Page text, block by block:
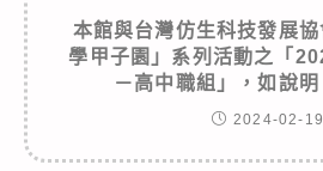
本館與台灣仿生科技發展
學甲子園」系列活動之「
－高中職組」，如說明
2024-02-19